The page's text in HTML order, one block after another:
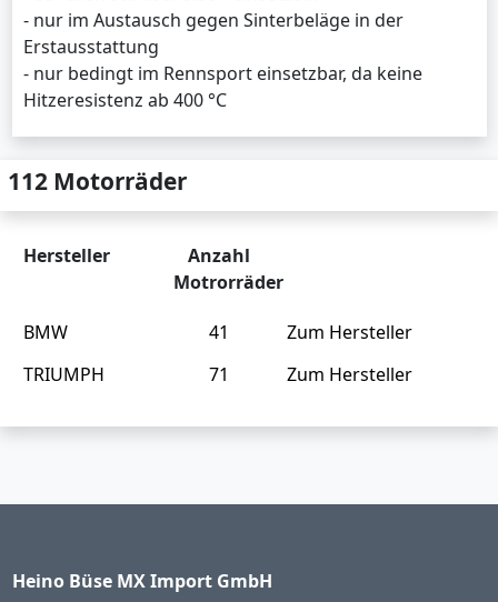
- nur im Austausch gegen Sinterbeläge in der
Erstausstattung
- nur bedingt im Rennsport einsetzbar, da keine
Hitzeresistenz ab 400 °C
112 Motorräder
Hersteller
Anzahl
Motrorräder
BMW 41
Zum Hersteller
TRIUMPH
71 Zum Hersteller
Heino Büse MX Import GmbH